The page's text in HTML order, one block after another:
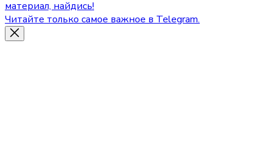
материал, найдись!
Читайте только самое важное в Telegram.